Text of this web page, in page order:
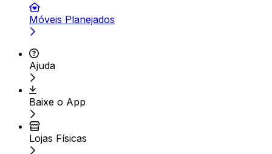
Móveis Planejados
Ajuda
Baixe o App
Lojas Físicas